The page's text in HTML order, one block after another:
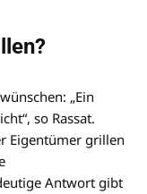
„Ein
so Rassat.
Eigentümer grillen
Antwort gibt